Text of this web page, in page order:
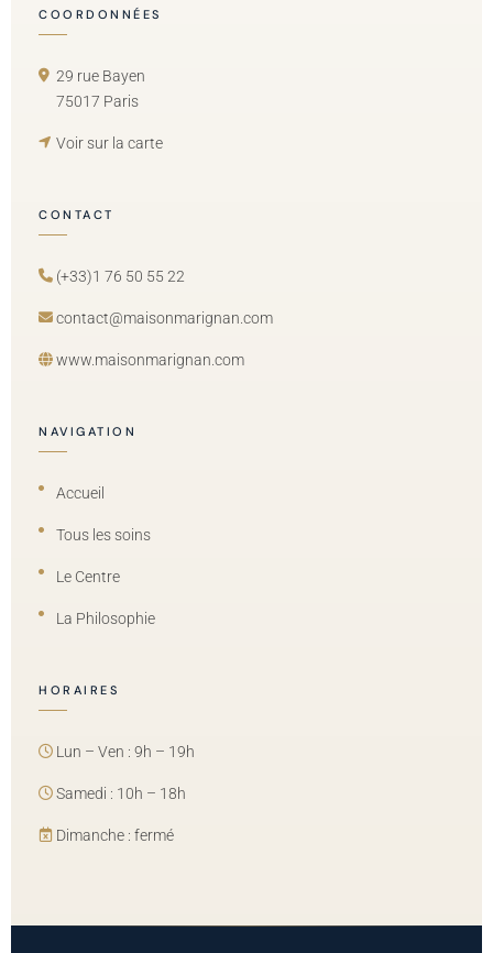
COORDONNÉES
29 rue Bayen
75017 Paris
Voir sur la carte
CONTACT
(+33)1 76 50 55 22
contact@maisonmarignan.com
www.maisonmarignan.com
NAVIGATION
Accueil
Tous les soins
Le Centre
La Philosophie
HORAIRES
Lun – Ven : 9h – 19h
Samedi : 10h – 18h
Dimanche : fermé